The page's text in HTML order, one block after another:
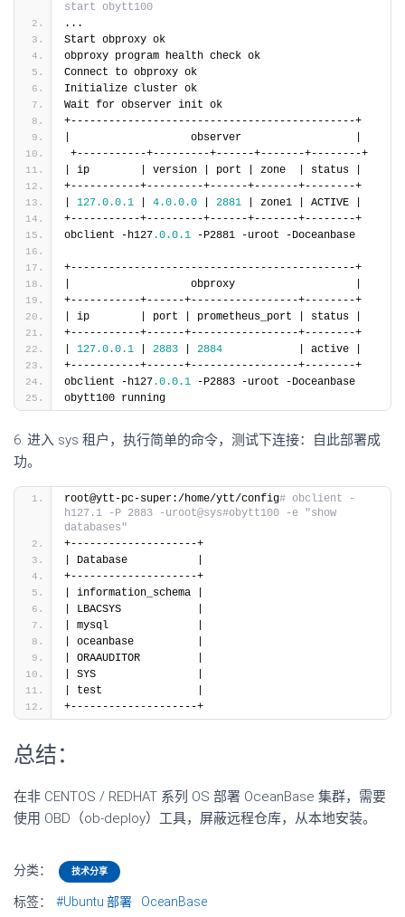
start obytt100
...
Start obproxy ok
obproxy program health check ok
Connect to obproxy ok
Initialize cluster ok
Wait for observer init ok
+---------------------------------------------+
|                   observer                  |
+-----------+---------+------+-------+--------+
| ip        | version | port | zone  | status |
+-----------+---------+------+-------+--------+
127.0.0.1 4.0.0.0 2881 | zone1 | ACTIVE |
+-----------+---------+------+-------+--------+
obclient -h127.0.0.1 -P2881 -uroot -Doceanbase
+---------------------------------------------+
|                   obproxy                   |
+-----------+------+-----------------+--------+
| ip        | port | prometheus_port | status |
+-----------+------+-----------------+--------+
127.0.0.1 2883 2884
            | active |
+-----------+------+-----------------+--------+
obclient -h127.0.0.1 -P2883 -uroot -Doceanbase
obytt100 running
6. 进入 sys 租户，执行简单的命令，测试下连接：自此部署成
功。
root@ytt-pc-super:/home/ytt/config# obclient -
h127.1 -P 2883 -uroot@sys#obytt100 -e "show
databases"
+--------------------+
| Database           |
+--------------------+
| information_schema |
| LBACSYS            |
| mysql              |
| oceanbase          |
| ORAAUDITOR         |
| SYS                |
| test               |
+--------------------+
总结：
在非 CENTOS / REDHAT 系列 OS 部署 OceanBase 集群，需要
使用 OBD（ob-deploy）工具，屏蔽远程仓库，从本地安装。
分类： 技术分享
标签： #Ubuntu 部署 OceanBase